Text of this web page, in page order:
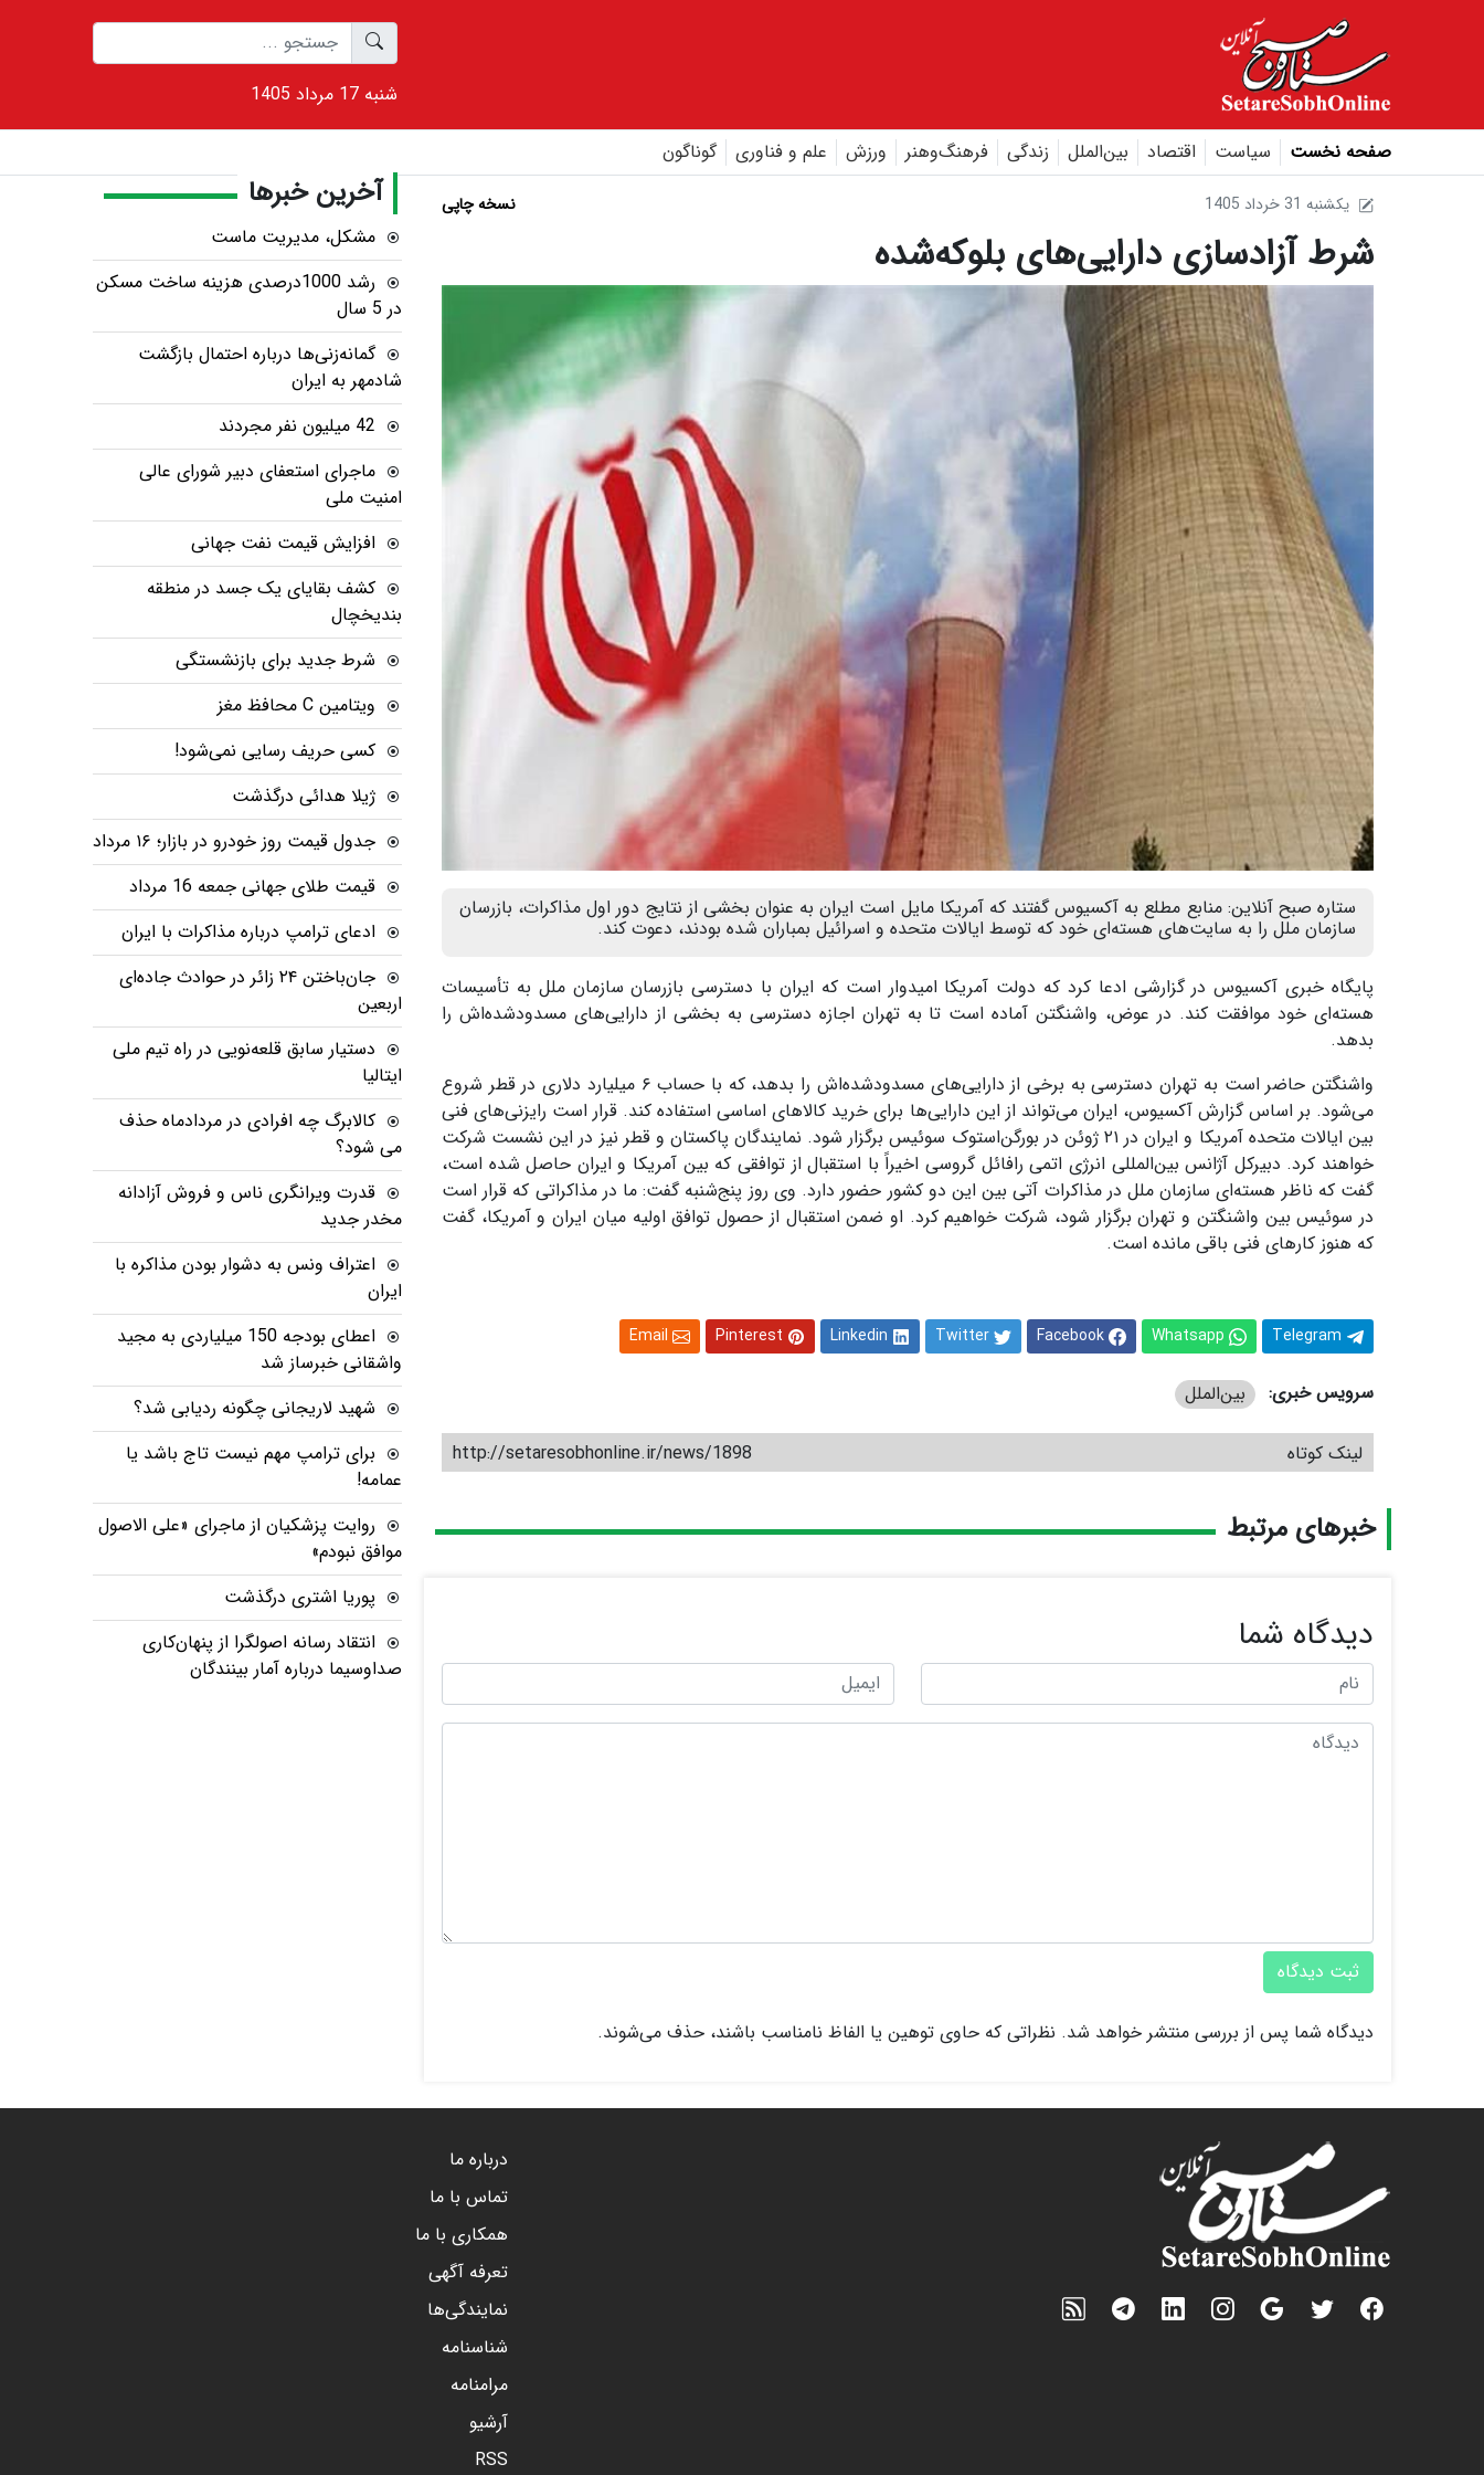
1405 شنبه 17 مرداد
صفحه نخست سیاست اقتصاد بین‌الملل زندگی فرهنگ‌و‌هنر ورزش علم و فناوری گوناگون
1405 يکشنبه 31 خرداد نسخه چاپی
شرط آزادسازی دارایی‌های بلوکه‌شده
ستاره صبح آنلاین: منابع مطلع به آکسیوس گفتند که آمریکا مایل است ایران به عنوان بخشی از نتایج دور اول مذاکرات، بازرسان
سازمان ملل را به سایت‌های هسته‌ای خود که توسط ایالات متحده و اسرائیل بمباران شده بودند، دعوت کند.
پایگاه خبری آکسیوس در گزارشی ادعا کرد که دولت آمریکا امیدوار است که ایران با دسترسی بازرسان سازمان ملل به تأسیسات
هسته‌ای خود موافقت کند. در عوض، واشنگتن آماده است تا به تهران اجازه دسترسی به بخشی از دارایی‌های مسدودشده‌اش را
بدهد.
واشنگتن حاضر است به تهران دسترسی به برخی از دارایی‌های مسدودشده‌اش را بدهد، که با حساب ۶ میلیارد دلاری در قطر شروع
می‌شود. بر اساس گزارش آکسیوس، ایران می‌تواند از این دارایی‌ها برای خرید کالاهای اساسی استفاده کند. قرار است رایزنی‌های فنی
بین ایالات متحده آمریکا و ایران در ۲۱ ژوئن در بورگن‌استوک سوئیس برگزار شود. نمایندگان پاکستان و قطر نیز در این نشست شرکت
خواهند کرد. دبیرکل آژانس بین‌المللی انرژی اتمی رافائل گروسی اخیراً با استقبال از توافقی که بین آمریکا و ایران حاصل شده است،
گفت که ناظر هسته‌ای سازمان ملل در مذاکرات آتی بین این دو کشور حضور دارد. وی روز پنج‌شنبه گفت: ما در مذاکراتی که قرار است
در سوئیس بین واشنگتن و تهران برگزار شود، شرکت خواهیم کرد. او ضمن استقبال از حصول توافق اولیه میان ایران و آمریکا، گفت
که هنوز کارهای فنی باقی مانده است.
Telegram
Whatsapp
Facebook
Twitter
Linkedin
Pinterest
Email
سرویس خبری: بین‌الملل
لینک کوتاه http://setaresobhonline.ir/news/1898
خبرهای مرتبط
دیدگاه شما
ثبت دیدگاه
دیدگاه شما پس از بررسی منتشر خواهد شد. نظراتی که حاوی توهین یا الفاظ نامناسب باشند، حذف می‌شوند.
آخرین خبرها
مشکل، مدیریت ماست
رشد 1000درصدی هزینه ساخت مسکن
در 5 سال
گمانه‌زنی‌ها درباره احتمال بازگشت
شادمهر به ایران
42 میلیون نفر مجردند
ماجرای استعفای دبیر شورای عالی
امنیت ملی
افزایش قیمت نفت جهانی
کشف بقایای یک جسد در منطقه
بندیخچال
شرط جدید برای بازنشستگی
ویتامین C محافظ مغز
کسی حریف رسایی نمی‌شود!
ژیلا هدائی درگذشت
جدول قیمت روز خودرو در بازار؛ ۱۶ مرداد
قیمت طلای جهانی جمعه 16 مرداد
ادعای ترامپ درباره مذاکرات با ایران
جان‌باختن ۲۴ زائر در حوادث جاده‌ای
اربعین
دستیار سابق قلعه‌نویی در راه تیم ملی
ایتالیا
کالابرگ چه افرادی در مردادماه حذف
می شود؟
قدرت ویرانگری ناس و فروش آزادانه
مخدر جدید
اعتراف ونس به دشوار بودن مذاکره با
ایران
اعطای بودجه 150 میلیاردی به مجید
واشقانی خبرساز شد
شهید لاریجانی چگونه ردیابی شد؟
برای ترامپ مهم نیست تاج باشد یا
عمامه!
روایت پزشکیان از ماجرای «علی الاصول
موافق نبودم»
پوریا اشتری درگذشت
انتقاد رسانه اصولگرا از پنهان‌کاری
صداوسیما درباره آمار بینندگان
درباره ما
تماس با ما
همکاری با ما
تعرفه آگهی
نمایندگی‌ها
شناسنامه
مرامنامه
آرشیو
RSS